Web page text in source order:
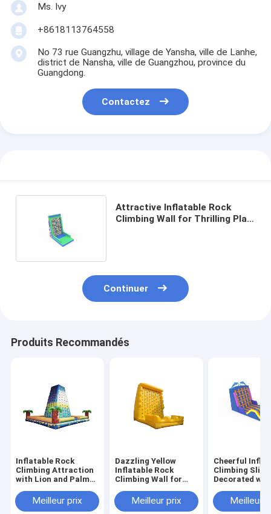
Ms. Ivy
+8618113764558
No 73 rue Guangzhu, village de Yansha, ville de Lanhe,
district de Nansha, ville de Guangzhou, province du
Guangdong.
Contactez
Attractive Inflatable Rock
Climbing Wall for Thrilling Play
Continuer
Produits Recommandés
Inflatable Rock
Climbing Attraction
with Lion and Palm
Children's Outdoor
Fun
Meilleur prix
Dazzling Yellow
Inflatable Rock
Climbing Wall for
Meilleur prix
Cheerful
Climbing Slide
Decorated
Top
Meilleur